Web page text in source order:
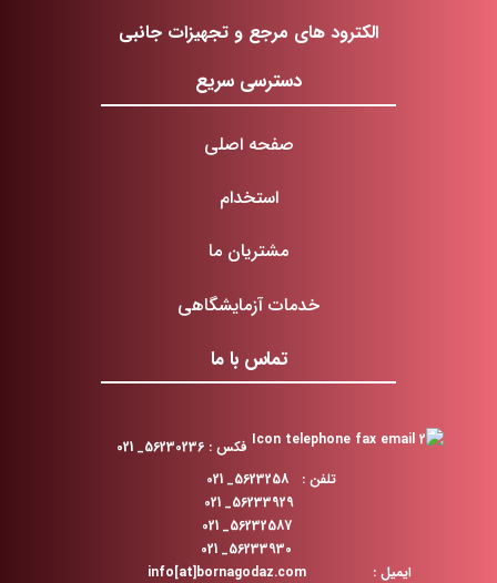
الکترود های مرجع و تجهیزات جانبی
دسترسی سریع
صفحه اصلی
استخدام
مشتریان ما
خدمات آزمایشگاهی
تماس با ما
فکس : 56230236_ 021
تلفن : 5623258_ 021
56233929_ 021
56232587_ 021
ایمیل : info[at]bornagodaz.com